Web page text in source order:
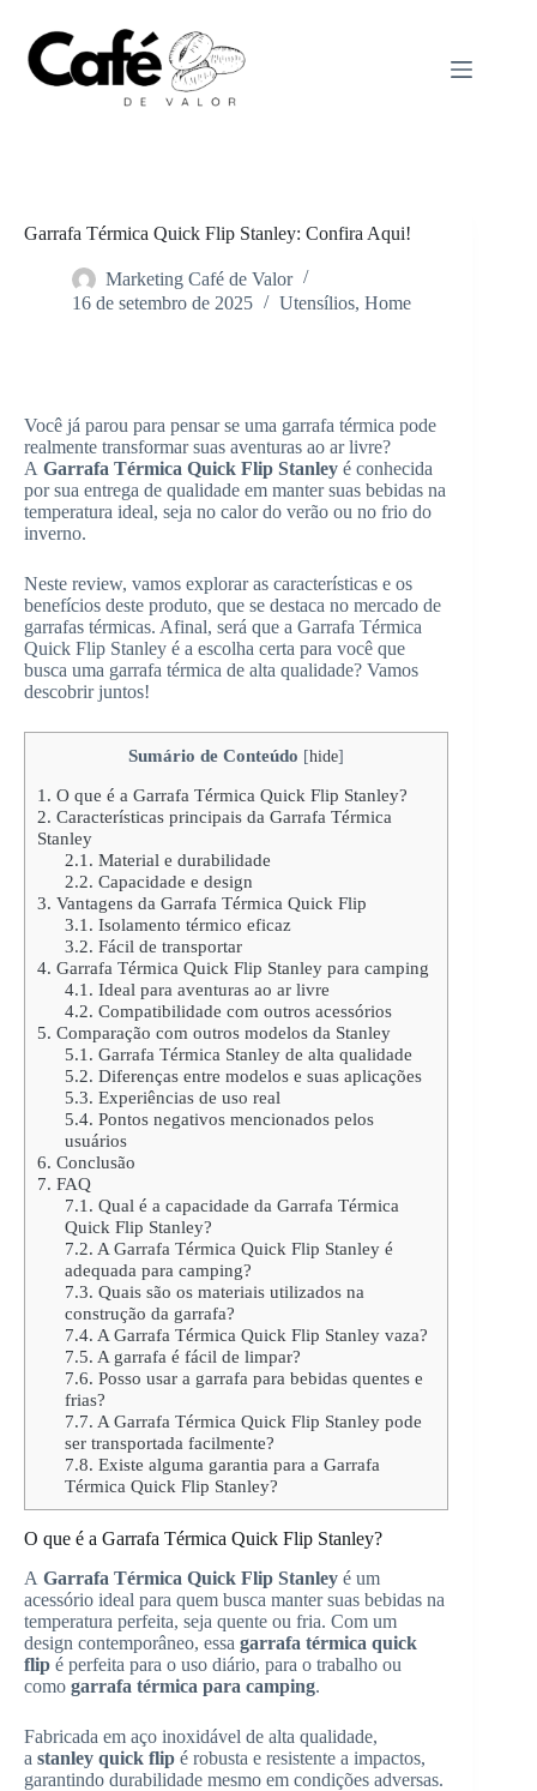
conteúdo
Garrafa Térmica Quick Flip Stanley: Confira Aqui!
Marketing Café de Valor
16 de setembro de 2025
Utensílios, Home
Você já parou para pensar se uma garrafa térmica pode
realmente transformar suas aventuras ao ar livre?
A Garrafa Térmica Quick Flip Stanley é conhecida
por sua entrega de qualidade em manter suas bebidas na
temperatura ideal, seja no calor do verão ou no frio do
inverno.
Neste review, vamos explorar as características e os
benefícios deste produto, que se destaca no mercado de
garrafas térmicas. Afinal, será que a Garrafa Térmica
Quick Flip Stanley é a escolha certa para você que
busca uma garrafa térmica de alta qualidade? Vamos
descobrir juntos!
Sumário de Conteúdo [hide]
1. O que é a Garrafa Térmica Quick Flip Stanley?
2. Características principais da Garrafa Térmica
Stanley
2.1. Material e durabilidade
2.2. Capacidade e design
3. Vantagens da Garrafa Térmica Quick Flip
3.1. Isolamento térmico eficaz
3.2. Fácil de transportar
4. Garrafa Térmica Quick Flip Stanley para camping
4.1. Ideal para aventuras ao ar livre
4.2. Compatibilidade com outros acessórios
5. Comparação com outros modelos da Stanley
5.1. Garrafa Térmica Stanley de alta qualidade
5.2. Diferenças entre modelos e suas aplicações
5.3. Experiências de uso real
5.4. Pontos negativos mencionados pelos
usuários
6. Conclusão
7. FAQ
7.1. Qual é a capacidade da Garrafa Térmica
Quick Flip Stanley?
7.2. A Garrafa Térmica Quick Flip Stanley é
adequada para camping?
7.3. Quais são os materiais utilizados na
construção da garrafa?
7.4. A Garrafa Térmica Quick Flip Stanley vaza?
7.5. A garrafa é fácil de limpar?
7.6. Posso usar a garrafa para bebidas quentes e
frias?
7.7. A Garrafa Térmica Quick Flip Stanley pode
ser transportada facilmente?
7.8. Existe alguma garantia para a Garrafa
Térmica Quick Flip Stanley?
O que é a Garrafa Térmica Quick Flip Stanley?
A Garrafa Térmica Quick Flip Stanley é um
acessório ideal para quem busca manter suas bebidas na
temperatura perfeita, seja quente ou fria. Com um
design contemporâneo, essa garrafa térmica quick
flip é perfeita para o uso diário, para o trabalho ou
como garrafa térmica para camping.
Fabricada em aço inoxidável de alta qualidade,
a stanley quick flip é robusta e resistente a impactos,
garantindo durabilidade mesmo em condições adversas.